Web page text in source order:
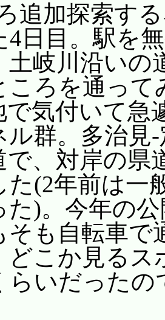
追加探索す
4日目。駅を
土岐川沿いの
ころを通っ
で気付いて急
ル群。多治見
で、対岸の県
た(2年前は一
た)。今年の
そも自転車
どこか見る
らいだった